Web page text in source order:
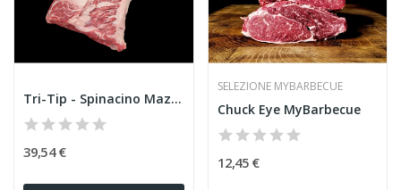
Tri-Tip - Spinacino Mazury 6+
39,54 €
SELEZIONE MYBARBECUE
Chuck Eye MyBarbecue
12,45 €